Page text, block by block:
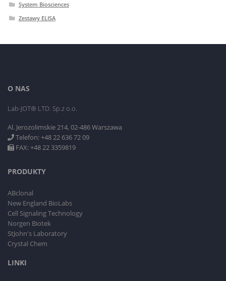
System Biosciences
Zestawy ELISA
O NAS
Lab-JOT® LTD. Sp.z o.o.
Al. Jerozolimskie 214, 02-486 Warszawa
Telefon: +48 22 636 72 09
FAX: +48 22 3359819
PRODUKTY
ABclonal
New England BioLabs
Cell Signaling Technology
Norgen Biotek
StJohn's Laboratory
Crystal Chem
LINKI